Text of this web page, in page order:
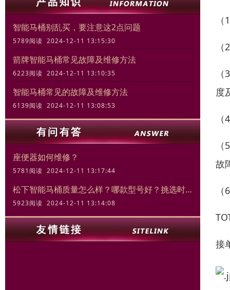
智能马桶别乱买，要注意这2点问题
5789阅读 2024-12-11 13:15:30
箭牌智能马桶常见故障及维修方法
6223阅读 2024-12-11 13:10:35
智能马桶常见的故障及维修方法
6139阅读 2024-12-11 13:08:53
座便器如何维修？
5781阅读 2024-12-11 13:17:44
松下智能马桶质量怎么样？哪款型号好？挑选时的关键要素
5923阅读 2024-12-11 13:14:08
度
故
接